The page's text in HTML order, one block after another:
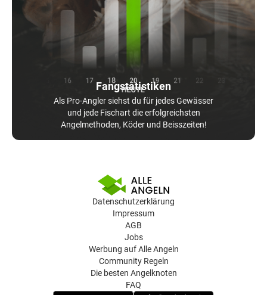
Fangstatistiken
Als Pro-Angler siehst du für jedes Gewässer
und jede Fischart die erfolgreichsten
Angelmethoden, Köder und Beisszeiten!
Datenschutzerklärung
Impressum
AGB
Jobs
Werbung auf Alle Angeln
Community Regeln
Die besten Angelknoten
FAQ